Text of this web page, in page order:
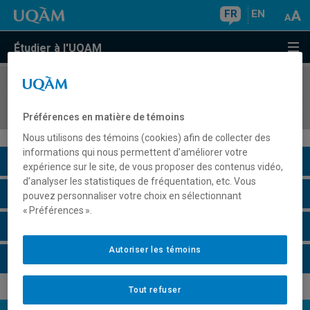
FR EN
Étudier à l'UQAM
COURS//
Description du cours
Horaire - Été 2026
Préférences en matière de témoins
Nous utilisons des témoins (cookies) afin de collecter des
informations qui nous permettent d’améliorer votre
expérience sur le site, de vous proposer des contenus vidéo,
d’analyser les statistiques de fréquentation, etc. Vous
pouvez personnaliser votre choix en sélectionnant
« Préférences ».
Tout refuser
Autoriser les témoins